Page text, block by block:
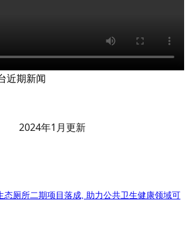
近期新闻
2024年1月更新
态厕所二期项目落成, 助力公共卫生健康领域可